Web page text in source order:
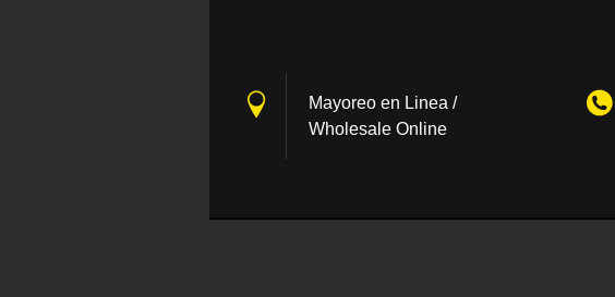
Mayoreo en Linea /
Wholesale Online